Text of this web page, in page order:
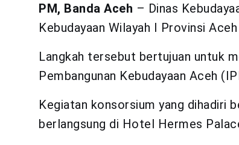
PM, Banda Aceh – Dinas
Kebudayaan Wilayah I Provinsi
Langkah tersebut bertujuan untuk
Pembangunan Kebudayaan Aceh
Kegiatan konsorsium yang dihadiri
berlangsung di Hotel Hermes